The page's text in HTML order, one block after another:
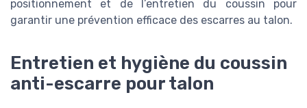
positionnement et de l’entretien du coussin pour
garantir une prévention efficace des escarres au talon.
Entretien et hygiène du coussin
anti-escarre pour talon